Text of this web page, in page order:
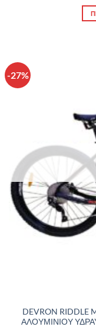
-27%
DEVRON RIDDLE
ΑΛΟΥΜΙΝΙΟΥ